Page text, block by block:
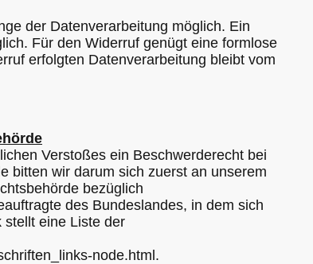
der Datenverarbeitung möglich. Ein
Für den Widerruf genügt eine formlose
erfolgten Datenverarbeitung bleibt vom
Verstoßes ein Beschwerderecht bei
bitten wir darum sich zuerst an unserem
bezüglich
des Bundeslandes, in dem sich
stellt eine Liste der
node.html.